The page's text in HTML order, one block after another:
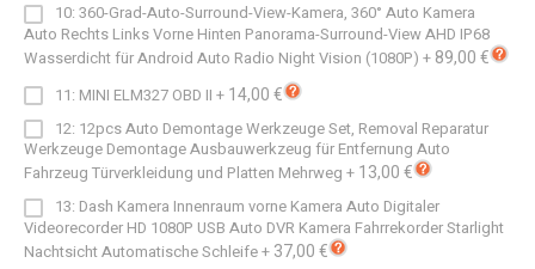
10: 360-Grad-Auto-Surround-View-Kamera, 360° Auto Kamera
Auto Rechts Links Vorne Hinten Panorama-Surround-View AHD IP68
Wasserdicht für Android Auto Radio Night Vision (1080P) + 89,00 €
11: MINI ELM327 OBD II + 14,00 €
12: 12pcs Auto Demontage Werkzeuge Set, Removal Reparatur
Werkzeuge Demontage Ausbauwerkzeug für Entfernung Auto
Fahrzeug Türverkleidung und Platten Mehrweg + 13,00 €
13: Dash Kamera Innenraum vorne Kamera Auto Digitaler
Videorecorder HD 1080P USB Auto DVR Kamera Fahrrekorder Starlight
Nachtsicht Automatische Schleife+ 37,00 €